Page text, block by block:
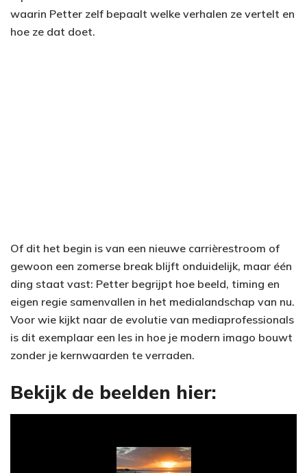
waarin Petter zelf bepaalt welke verhalen ze vertelt en
hoe ze dat doet.
Of dit het begin is van een nieuwe carrièrestroom of
gewoon een zomerse break blijft onduidelijk, maar één
ding staat vast: Petter begrijpt hoe beeld, timing en
eigen regie samenvallen in het medialandschap van nu.
Voor wie kijkt naar de evolutie van mediaprofessionals
is dit exemplaar een les in hoe je modern imago bouwt
zonder je kernwaarden te verraden.
Bekijk de beelden hier: